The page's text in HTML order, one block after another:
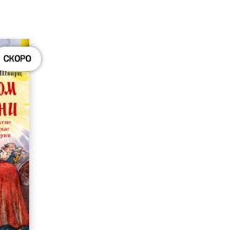
СКОРО